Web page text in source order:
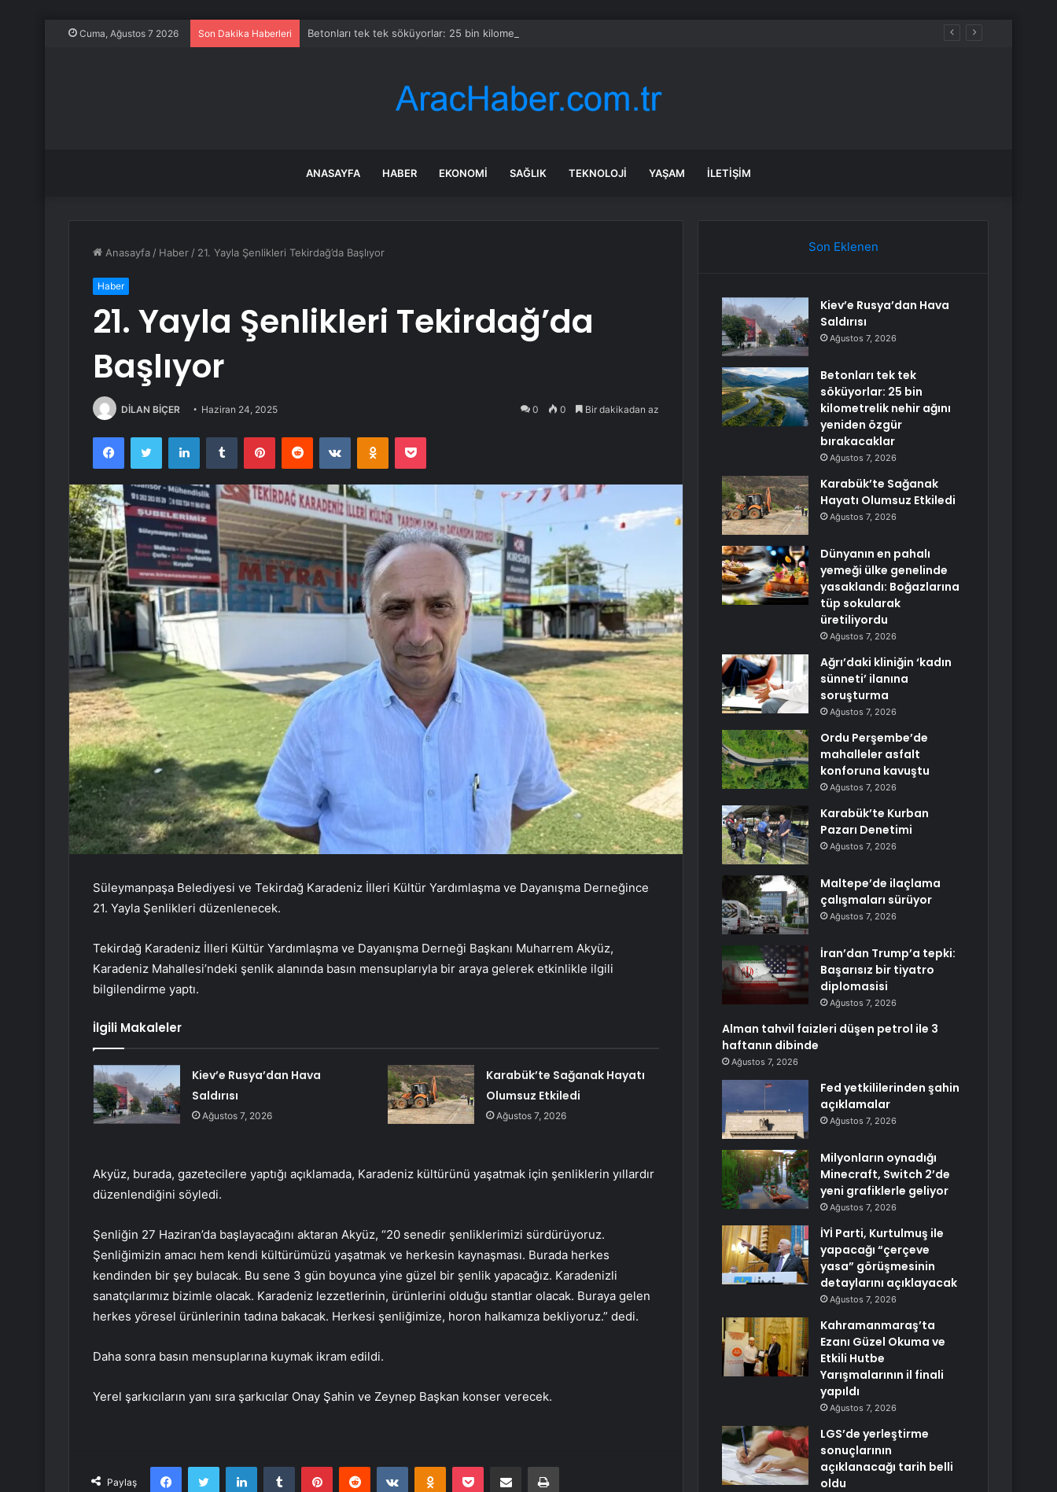
Cuma, Ağustos 7 2026 Son Dakika Haberleri Betonları tek tek söküyorlar: 25 bin kilometrelik nehir ağını yeniden özgür bırakacaklar
ANASAYFA HABER EKONOMI SAĞLIK TEKNOLOJI YAŞAM İLETIŞIM
Anasayfa / Haber / 21. Yayla Şenlikleri Tekirdağ’da Başlıyor
Haber
21. Yayla Şenlikleri Tekirdağ’da
Başlıyor
DİLAN BİÇER Haziran 24, 2025 0 0 Bir dakikadan az
FacebookTwitter LinkedInTumblr PinterestReddit VKontakteOdnoklassniki
Pocket
Süleymanpaşa Belediyesi ve Tekirdağ Karadeniz İlleri Kültür Yardımlaşma ve Dayanışma Derneğince
21. Yayla Şenlikleri düzenlenecek.
Tekirdağ Karadeniz İlleri Kültür Yardımlaşma ve Dayanışma Derneği Başkanı Muharrem Akyüz,
Karadeniz Mahallesi’ndeki şenlik alanında basın mensuplarıyla bir araya gelerek etkinlikle ilgili
bilgilendirme yaptı.
İlgili Makaleler
Kiev’e Rusya’dan Hava
Saldırısı
Ağustos 7, 2026
Karabük’te Sağanak Hayatı
Olumsuz Etkiledi
Ağustos 7, 2026
Akyüz, burada, gazetecilere yaptığı açıklamada, Karadeniz kültürünü yaşatmak için şenliklerin yıllardır
düzenlendiğini söyledi.
Şenliğin 27 Haziran’da başlayacağını aktaran Akyüz, “20 senedir şenliklerimizi sürdürüyoruz.
Şenliğimizin amacı hem kendi kültürümüzü yaşatmak ve herkesin kaynaşması. Burada herkes
kendinden bir şey bulacak. Bu sene 3 gün boyunca yine güzel bir şenlik yapacağız. Karadenizli
sanatçılarımız bizimle olacak. Karadeniz lezzetlerinin, ürünlerini olduğu stantlar olacak. Buraya gelen
herkes yöresel ürünlerinin tadına bakacak. Herkesi şenliğimize, horon halkamıza bekliyoruz.” dedi.
Daha sonra basın mensuplarına kuymak ikram edildi.
Yerel şarkıcıların yanı sıra şarkıcılar Onay Şahin ve Zeynep Başkan konser verecek.
Paylaş
FacebookTwitter LinkedInTumblr PinterestReddit VKontakteOdnoklassniki
Pocket E-Posta ile paylaş Yazdır
Son Eklenen
Kiev’e Rusya’dan Hava
Saldırısı
Ağustos 7, 2026
Betonları tek tek
söküyorlar: 25 bin
kilometrelik nehir ağını
yeniden özgür
bırakacaklar
Ağustos 7, 2026
Karabük’te Sağanak
Hayatı Olumsuz Etkiledi
Ağustos 7, 2026
Dünyanın en pahalı
yemeği ülke genelinde
yasaklandı: Boğazlarına
tüp sokularak
üretiliyordu
Ağustos 7, 2026
Ağrı’daki kliniğin ‘kadın
sünneti’ ilanına
soruşturma
Ağustos 7, 2026
Ordu Perşembe’de
mahalleler asfalt
konforuna kavuştu
Ağustos 7, 2026
Karabük’te Kurban
Pazarı Denetimi
Ağustos 7, 2026
Maltepe’de ilaçlama
çalışmaları sürüyor
Ağustos 7, 2026
İran’dan Trump’a tepki:
Başarısız bir tiyatro
diplomasisi
Ağustos 7, 2026
Alman tahvil faizleri düşen petrol ile 3
haftanın dibinde
Ağustos 7, 2026
Fed yetkililerinden şahin
açıklamalar
Ağustos 7, 2026
Milyonların oynadığı
Minecraft, Switch 2’de
yeni grafiklerle geliyor
Ağustos 7, 2026
İYİ Parti, Kurtulmuş ile
yapacağı “çerçeve
yasa” görüşmesinin
detaylarını açıklayacak
Ağustos 7, 2026
Kahramanmaraş’ta
Ezanı Güzel Okuma ve
Etkili Hutbe
Yarışmalarının il finali
yapıldı
Ağustos 7, 2026
LGS’de yerleştirme
sonuçlarının
açıklanacağı tarih belli
oldu